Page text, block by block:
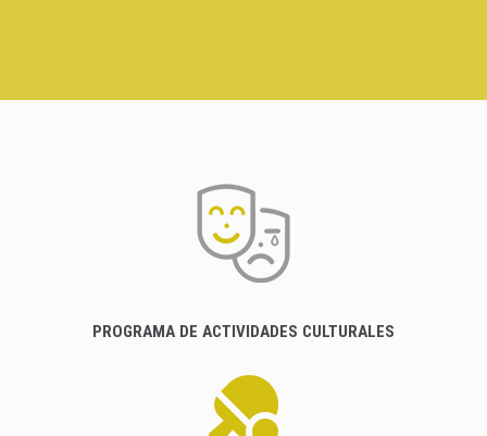
PROGRAMA DE ACTIVIDADES CULTURALES